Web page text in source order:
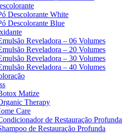
Descolorante White
Descolorante Blue
Reveladora – 06 Volumes
Reveladora – 20 Volumes
Reveladora – 30 Volumes
Reveladora – 40 Volumes
Matize
Therapy
Care
de Restauração Profunda
de Restauração Profunda